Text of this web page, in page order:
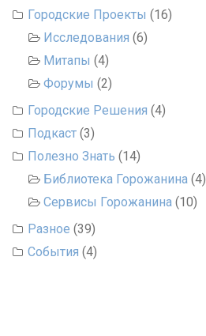
Городские Проекты (16)
Исследования (6)
Митапы (4)
Форумы (2)
Городские Решения (4)
Подкаст (3)
Полезно Знать (14)
Библиотека Горожанина (4)
Сервисы Горожанина (10)
Разное (39)
События (4)